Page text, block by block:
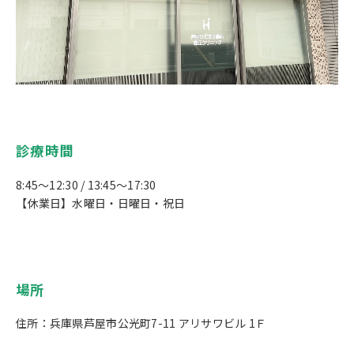
診療時間
8:45〜12:30 / 13:45〜17:30
【休業日】水曜日・日曜日・祝日
場所
住所：兵庫県芦屋市公光町7-11 アリサワビル 1Ｆ